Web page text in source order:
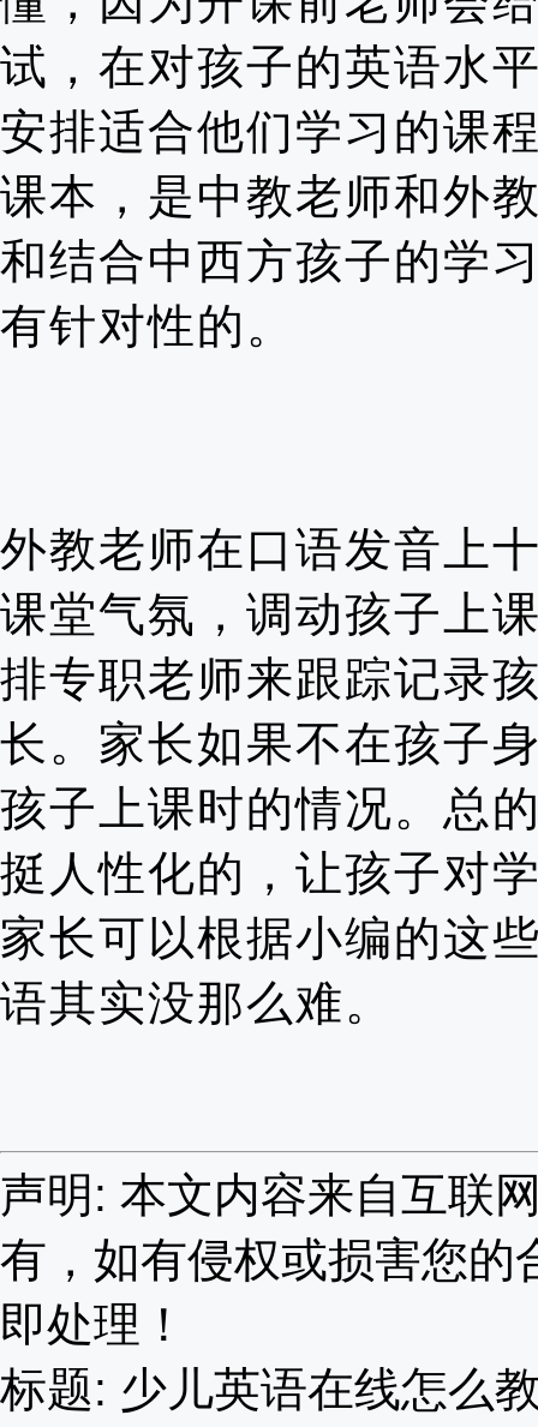
试，在对孩子的英语水
安排适合他们学习的课
课本，是中教老师和外
和结合中西方孩子的学
有针对性的。
外教老师在口语发音上
课堂气氛，调动孩子上
排专职老师来跟踪记录
长。家长如果不在孩子
孩子上课时的情况。总
挺人性化的，让孩子对
家长可以根据小编的这
语其实没那么难。
声明: 本文内容来自互联
有，如有侵权或损害您的
即处理！
标题: 少儿英语在线怎么